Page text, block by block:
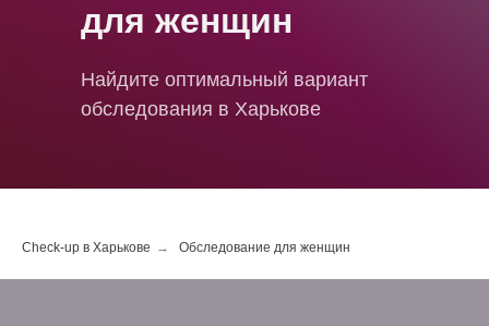
для женщин
Найдите оптимальный вариант
обследования в Харькове
Check-up в Харькове → Обследование для женщин